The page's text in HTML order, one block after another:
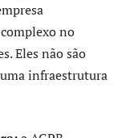
no
Eles não são
infraestrutura